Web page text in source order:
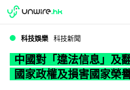
WWDC 2026
科技娛樂 科技新聞
中國對「違法信息」
國家政權及損害國家榮